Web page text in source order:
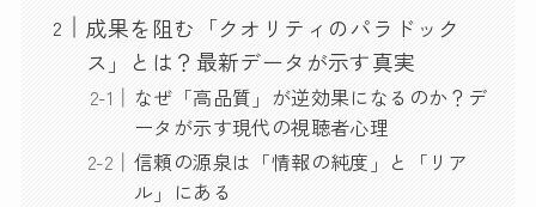
成果を阻む「クオリティのパラドック
ス」とは？最新データが示す真実
なぜ「高品質」が逆効果になるのか？デ
ータが示す現代の視聴者心理
信頼の源泉は「情報の純度」と「リア
ル」にある